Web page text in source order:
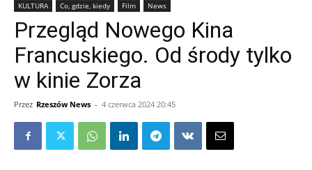
KULTURA Co, gdzie, kiedy Film News
Przegląd Nowego Kina
Francuskiego. Od środy tylko
w kinie Zorza
Przez Rzeszów News - 4 czerwca 2024 20:45